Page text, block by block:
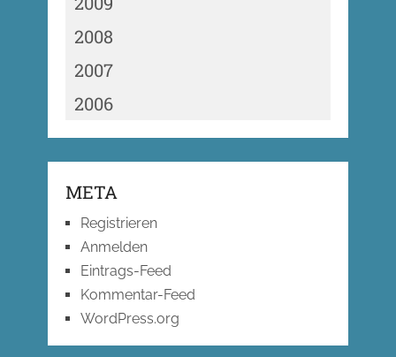
2008
2007
2006
META
Registrieren
Anmelden
Eintrags-Feed
Kommentar-Feed
WordPress.org